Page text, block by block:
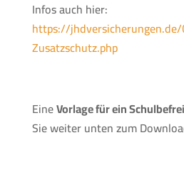
Infos auch hier:
https://
Zusatzschutz.php
EineVorlage für ein
Sie weiter unten zum